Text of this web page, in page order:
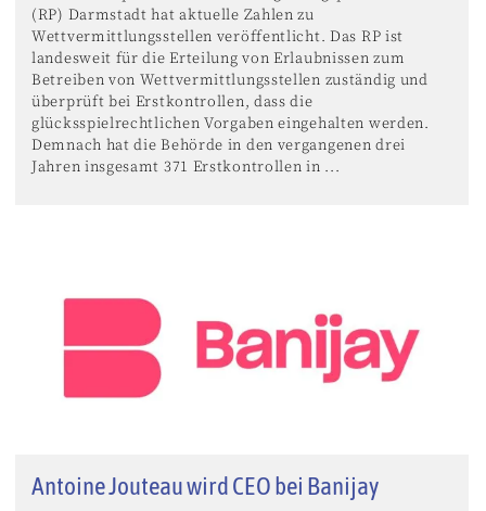
(RP) Darmstadt hat aktuelle Zahlen zu
Wettvermittlungsstellen veröffentlicht. Das RP ist
landesweit für die Erteilung von Erlaubnissen zum
Betreiben von Wettvermittlungsstellen zuständig und
überprüft bei Erstkontrollen, dass die
glücksspielrechtlichen Vorgaben eingehalten werden.
Demnach hat die Behörde in den vergangenen drei
Jahren insgesamt 371 Erstkontrollen in ...
Antoine Jouteau wird CEO bei Banijay